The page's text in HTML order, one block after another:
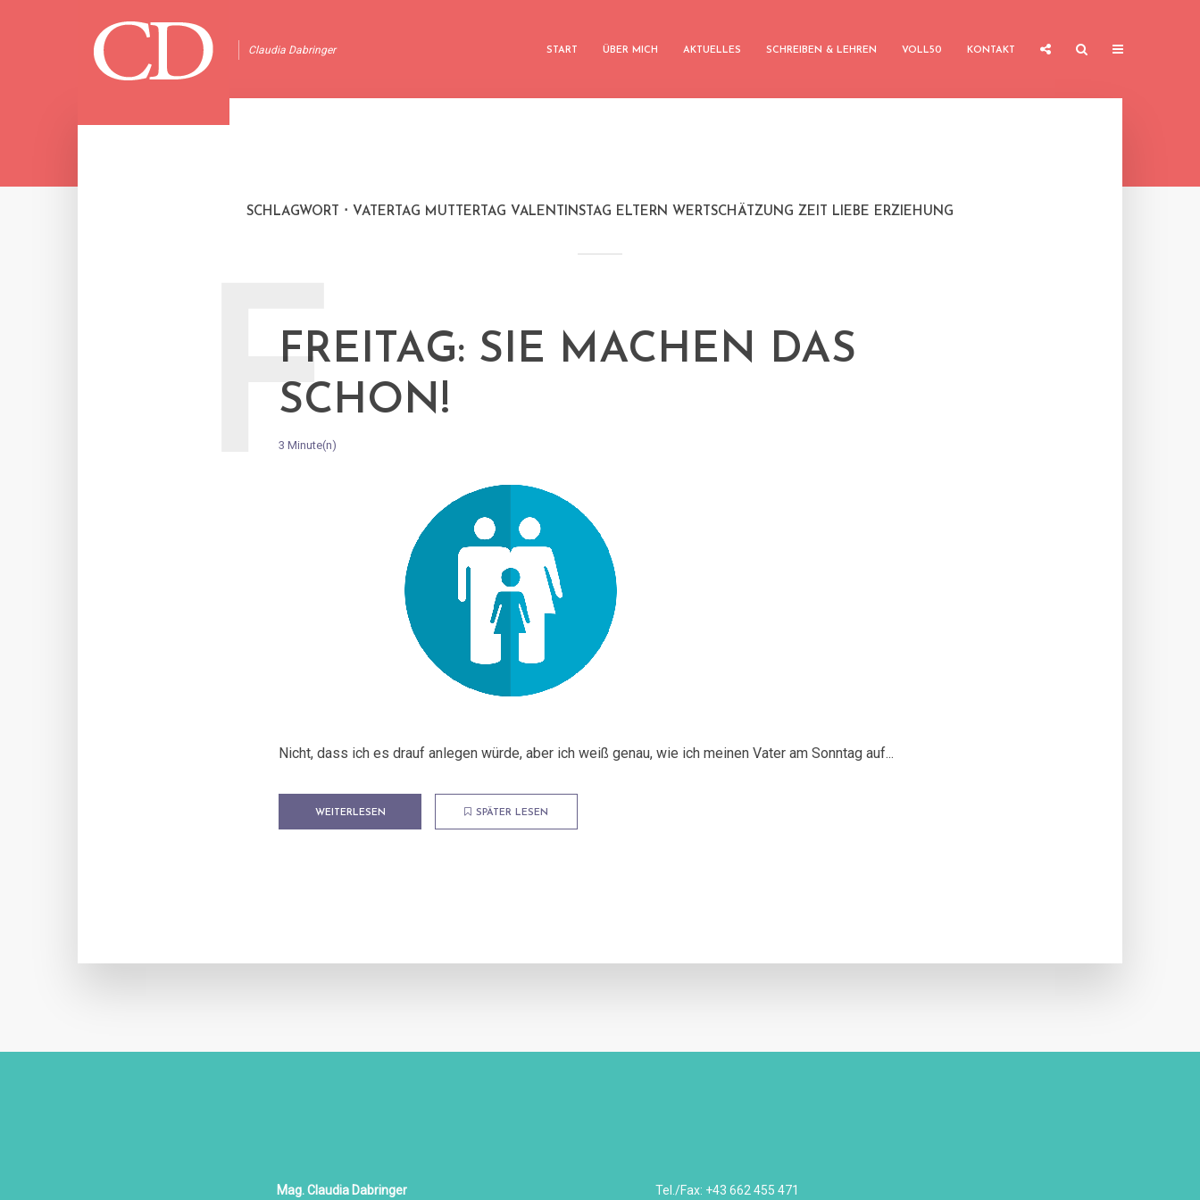
Claudia Dabringer START ÜBER MICH AKTUELLES SCHREIBEN & LEHREN VOLL50 KONTAKT
SCHLAGWORT VATERTAG MUTTERTAG VALENTINSTAG ELTERN WERTSCHÄTZUNG ZEIT LIEBE ERZIEHUNG
FREITAG: SIE MACHEN DAS
SCHON!
3 Minute(n)
F
Nicht, dass ich es drauf anlegen würde, aber ich weiß genau, wie ich meinen Vater am Sonntag auf...
WEITERLESEN SPÄTER LESEN
Mag. Claudia Dabringer Tel./Fax: +43 662 455 471